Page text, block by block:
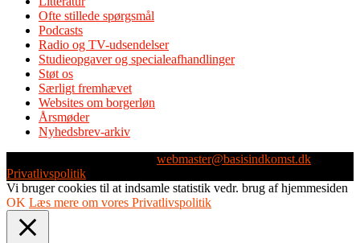
Ofte stillede spørgsmål
Podcasts
Radio og TV-udsendelser
Studieopgaver og specialeafhandlinger
Støt os
Særligt fremhævet
Websites om borgerløn
Årsmøder
Nyhedsbrev-arkiv
webmaster@basisindkomst.dk
Privatlivspolitik
Vi bruger cookies til at indsamle statistik vedr. brug af hjemmesiden
OK Læs mere om vores Privatlivspolitik